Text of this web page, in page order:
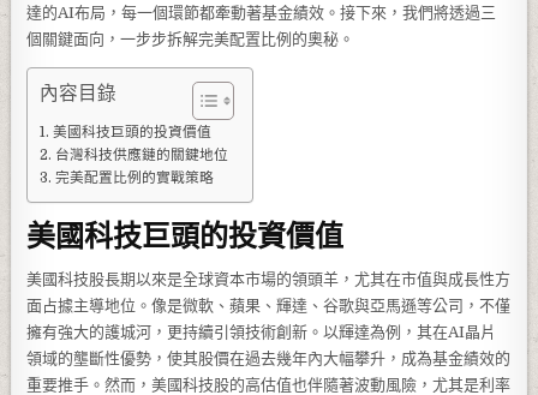
達的AI布局，每一個環節都牽動著基金績效。接下來，我們將透過三
個關鍵面向，一步步拆解完美配置比例的奧秘。
內容目錄
美國科技巨頭的投資價值
台灣科技供應鏈的關鍵地位
完美配置比例的實戰策略
美國科技巨頭的投資價值
美國科技股長期以來是全球資本市場的領頭羊，尤其在市值與成長性方
面占據主導地位。像是微軟、蘋果、輝達、谷歌與亞馬遜等公司，不僅
擁有強大的護城河，更持續引領技術創新。以輝達為例，其在AI晶片
領域的壟斷性優勢，使其股價在過去幾年內大幅攀升，成為基金績效的
重要推手。然而，美國科技股的高估值也伴隨著波動風險，尤其是利率